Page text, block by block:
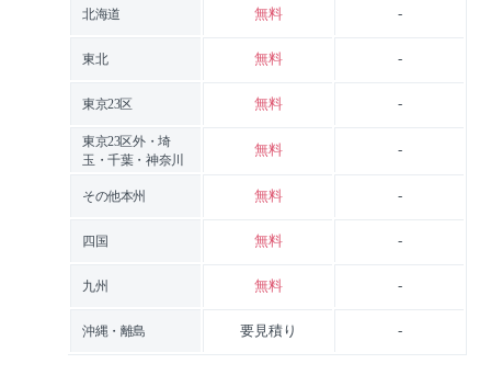
北海道 無料 -
東北 無料 -
東京23区 無料 -
東京23区外・埼
玉・千葉・神奈川
無料 -
その他本州 無料 -
四国 無料 -
九州 無料 -
沖縄・離島 要見積り -